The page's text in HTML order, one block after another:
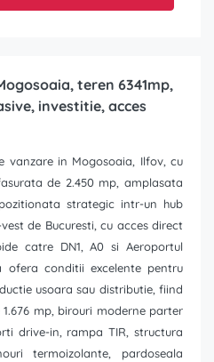
teren 6341mp,
investitie, acces
vanzare in Mogosoaia, Ilfov, cu
de 2.450 mp, amplasata
strategic intr-un hub
de Bucuresti, cu acces direct
catre DN1, A0 si Aeroportul
ofera conditii excelente pentru
usoara sau distributie, fiind
mp, birouri moderne parter
drive-in, rampa TIR, structura
termoizolante, pardoseala